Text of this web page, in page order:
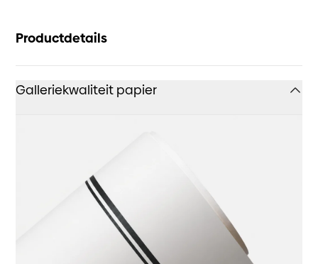
Productdetails
Galleriekwaliteit papier